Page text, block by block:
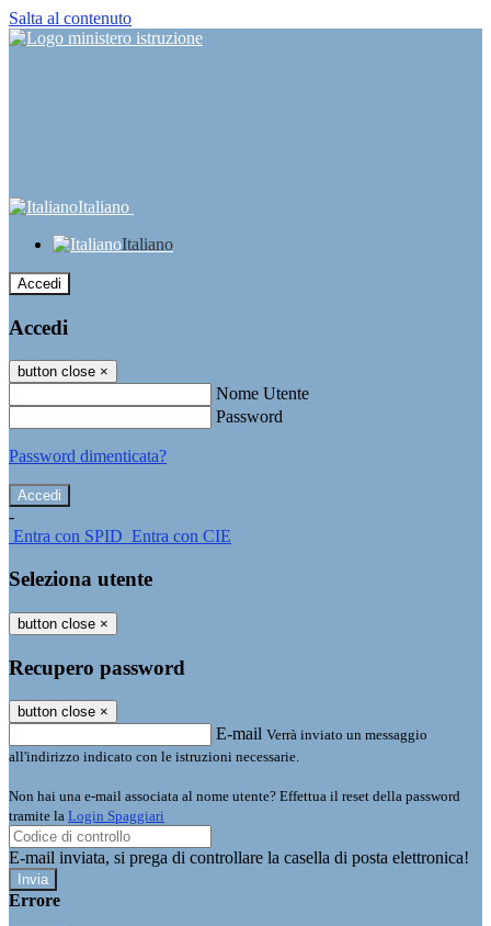
Salta al contenuto
Italiano
Italiano
Accedi
Accedi
button close ×
Nome Utente
Password
Password dimenticata?
-
Entra con SPID Entra con CIE
Seleziona utente
button close ×
Recupero password
button close ×
E-mail Verrà inviato un messaggio
all'indirizzo indicato con le istruzioni necessarie.
Non hai una e-mail associata al nome utente? Effettua il reset della password
tramite la Login Spaggiari
E-mail inviata, si prega di controllare la casella di posta elettronica!
Errore